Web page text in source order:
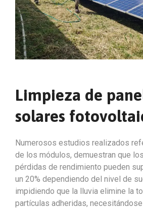
Limpieza de
solares
Numerosos estudios realizados
de los módulos, demuestran que
pérdidas de rendimiento pueden
un 20% dependiendo del nivel de
impidiendo que la lluvia elimine la
partículas adheridas,